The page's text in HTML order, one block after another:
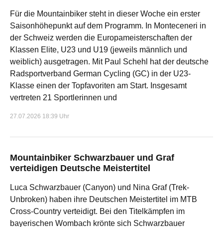
Für die Mountainbiker steht in dieser Woche ein erster
Saisonhöhepunkt auf dem Programm. In Monteceneri in
der Schweiz werden die Europameisterschaften der
Klassen Elite, U23 und U19 (jeweils männlich und
weiblich) ausgetragen. Mit Paul Schehl hat der deutsche
Radsportverband German Cycling (GC) in der U23-
Klasse einen der Topfavoriten am Start. Insgesamt
vertreten 21 Sportlerinnen und
27.07.2026 18:39 Uhr
Mountainbiker Schwarzbauer und Graf
verteidigen Deutsche Meistertitel
Luca Schwarzbauer (Canyon) und Nina Graf (Trek-
Unbroken) haben ihre Deutschen Meistertitel im MTB
Cross-Country verteidigt. Bei den Titelkämpfen im
bayerischen Wombach krönte sich Schwarzbauer